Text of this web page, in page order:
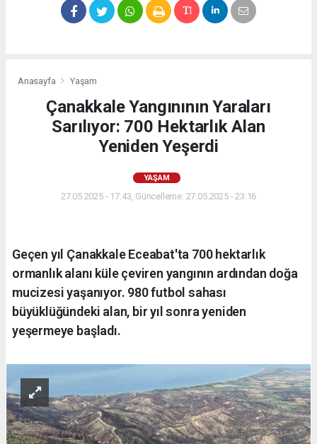
Anasayfa Yaşam
Çanakkale Yangınının Yaraları
Sarılıyor: 700 Hektarlık Alan
Yeniden Yeşerdi
YAŞAM
27.05.2025 - 17:43, Güncelleme: 27.05.2025 - 23:16
Geçen yıl Çanakkale Eceabat'ta 700 hektarlık
ormanlık alanı küle çeviren yangının ardından doğa
mucizesi yaşanıyor. 980 futbol sahası
büyüklüğündeki alan, bir yıl sonra yeniden
yeşermeye başladı.